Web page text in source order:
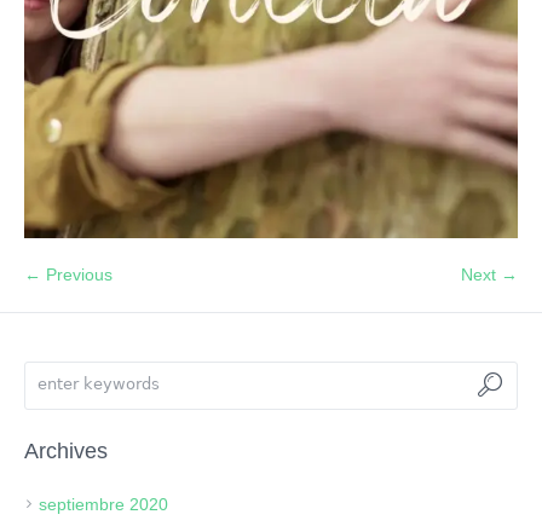
← Previous Next →
Archives
septiembre 2020